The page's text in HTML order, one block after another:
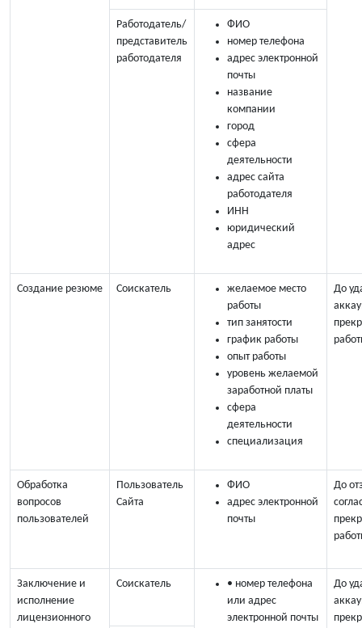
Работодатель/
представитель
работодателя
ФИО
номер телефона
адрес электронной
почты
название
компании
город
сфера
деятельности
адрес сайта
работодателя
ИНН
юридический
адрес
Создание резюме Соискатель
желаемое место
работы
тип занятости
график работы
опыт работы
уровень желаемой
заработной платы
сфера
деятельности
специализация
До
Обработка
вопросов
пользователей
Пользователь
Сайта
ФИО
адрес электронной
почты
До
Заключение и
исполнение
лицензионного
Соискатель
• номер телефона
или адрес
электронной почты
До